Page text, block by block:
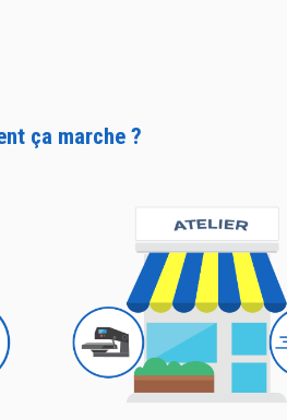
ça marche ?